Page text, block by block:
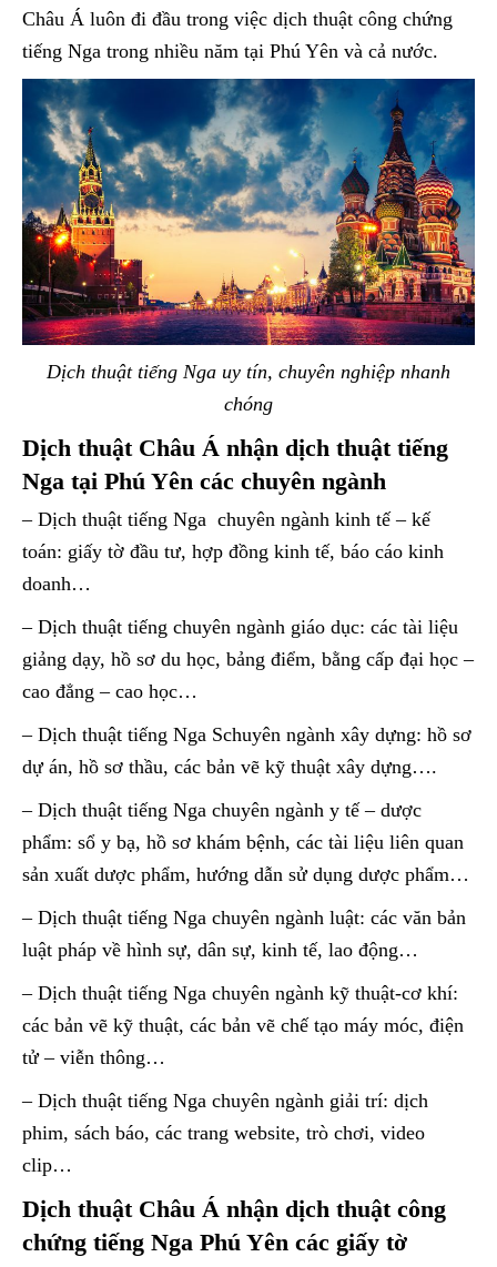
Châu Á luôn đi đầu trong việc dịch thuật công chứng
tiếng Nga trong nhiều năm tại Phú Yên và cả nước.
Dịch thuật tiếng Nga uy tín, chuyên nghiệp nhanh
chóng
Dịch thuật Châu Á nhận dịch thuật tiếng
Nga tại Phú Yên các chuyên ngành
– Dịch thuật tiếng Nga chuyên ngành kinh tế – kế
toán: giấy tờ đầu tư, hợp đồng kinh tế, báo cáo kinh
doanh…
– Dịch thuật tiếng chuyên ngành giáo dục: các tài liệu
giảng dạy, hồ sơ du học, bảng điểm, bằng cấp đại học –
cao đẳng – cao học…
– Dịch thuật tiếng Nga Schuyên ngành xây dựng: hồ sơ
dự án, hồ sơ thầu, các bản vẽ kỹ thuật xây dựng….
– Dịch thuật tiếng Nga chuyên ngành y tế – dược
phẩm: sổ y bạ, hồ sơ khám bệnh, các tài liệu liên quan
sản xuất dược phẩm, hướng dẫn sử dụng dược phẩm…
– Dịch thuật tiếng Nga chuyên ngành luật: các văn bản
luật pháp về hình sự, dân sự, kinh tế, lao động…
– Dịch thuật tiếng Nga chuyên ngành kỹ thuật-cơ khí:
các bản vẽ kỹ thuật, các bản vẽ chế tạo máy móc, điện
tử – viễn thông…
– Dịch thuật tiếng Nga chuyên ngành giải trí: dịch
phim, sách báo, các trang website, trò chơi, video
clip…
Dịch thuật Châu Á nhận dịch thuật công
chứng tiếng Nga Phú Yên các giấy tờ